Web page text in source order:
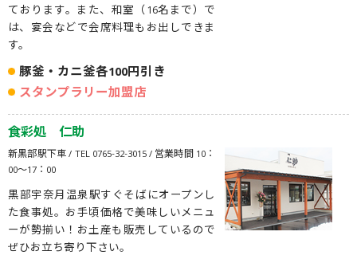
ております。また、和室（16名まで）で
は、宴会などで会席料理もお出しできま
す。
豚釜・カニ釜各100円引き
スタンプラリー加盟店
食彩処 仁助
新黒部駅下車 / TEL 0765-32-3015 / 営業時間 10：
00～17：00
黒部宇奈月温泉駅すぐそばにオープンし
た食事処。お手頃価格で美味しいメニュ
ーが勢揃い！お土産も販売しているので
ぜひお立ち寄り下さい。